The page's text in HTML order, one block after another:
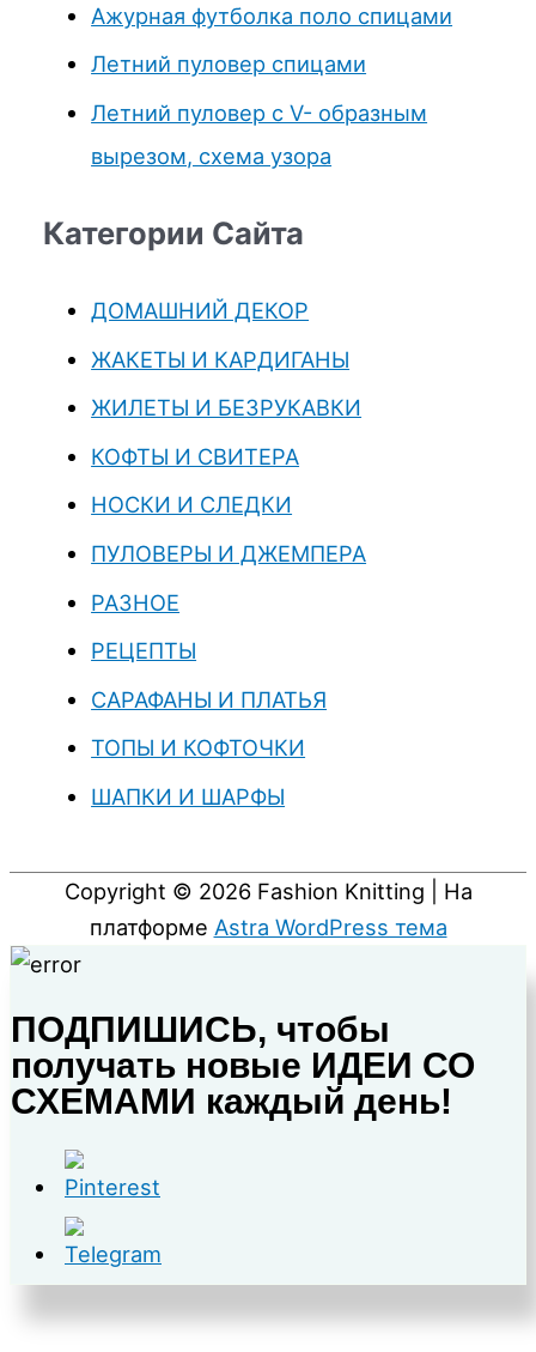
Ажурная футболка поло спицами
Летний пуловер спицами
Летний пуловер с V- образным
вырезом, схема узора
Категории Сайта
ДОМАШНИЙ ДЕКОР
ЖАКЕТЫ И КАРДИГАНЫ
ЖИЛЕТЫ И БЕЗРУКАВКИ
КОФТЫ И СВИТЕРА
НОСКИ И СЛЕДКИ
ПУЛОВЕРЫ И ДЖЕМПЕРА
РАЗНОЕ
РЕЦЕПТЫ
САРАФАНЫ И ПЛАТЬЯ
ТОПЫ И КОФТОЧКИ
ШАПКИ И ШАРФЫ
Copyright © 2026 Fashion Knitting | На
платформе Astra WordPress тема
ПОДПИШИСЬ, чтобы
получать новые ИДЕИ СО
СХЕМАМИ каждый день!